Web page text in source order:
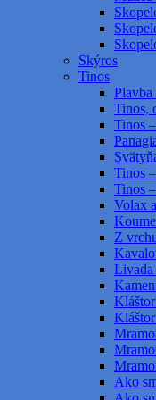
Skýros
Tinos
Plavba
Tinos,
Tinos
Tinos
Tinos
Volax
Z
Livada
Ako